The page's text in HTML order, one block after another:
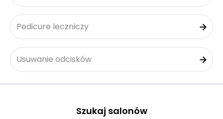
Pedicure leczniczy
Usuwanie odcisków
Szukaj salonów